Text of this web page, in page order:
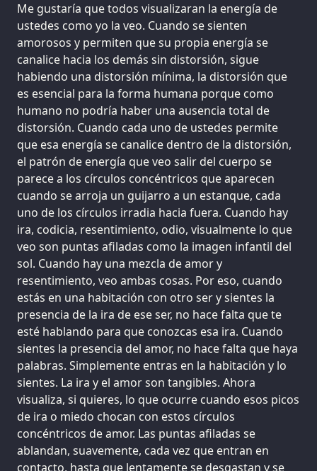
Me gustaría que todos visualizaran la energía de
ustedes como yo la veo. Cuando se sienten
amorosos y permiten que su propia energía se
canalice hacia los demás sin distorsión, sigue
habiendo una distorsión mínima, la distorsión que
es esencial para la forma humana porque como
humano no podría haber una ausencia total de
distorsión. Cuando cada uno de ustedes permite
que esa energía se canalice dentro de la distorsión,
el patrón de energía que veo salir del cuerpo se
parece a los círculos concéntricos que aparecen
cuando se arroja un guijarro a un estanque, cada
uno de los círculos irradia hacia fuera. Cuando hay
ira, codicia, resentimiento, odio, visualmente lo que
veo son puntas afiladas como la imagen infantil del
sol. Cuando hay una mezcla de amor y
resentimiento, veo ambas cosas. Por eso, cuando
estás en una habitación con otro ser y sientes la
presencia de la ira de ese ser, no hace falta que te
esté hablando para que conozcas esa ira. Cuando
sientes la presencia del amor, no hace falta que haya
palabras. Simplemente entras en la habitación y lo
sientes. La ira y el amor son tangibles. Ahora
visualiza, si quieres, lo que ocurre cuando esos picos
de ira o miedo chocan con estos círculos
concéntricos de amor. Las puntas afiladas se
ablandan, suavemente, cada vez que entran en
contacto, hasta que lentamente se desgastan y se